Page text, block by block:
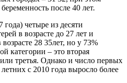
после 40 лет.
четыре из десяти
в возрасте до 27 лет и
28 35лет, но у 73%
категории – это вторая
третья. Однако и число первых
с 2010 года выросло более